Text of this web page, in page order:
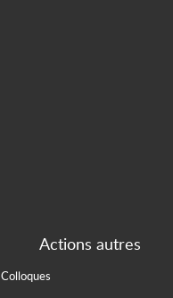
Actions autres
Colloques